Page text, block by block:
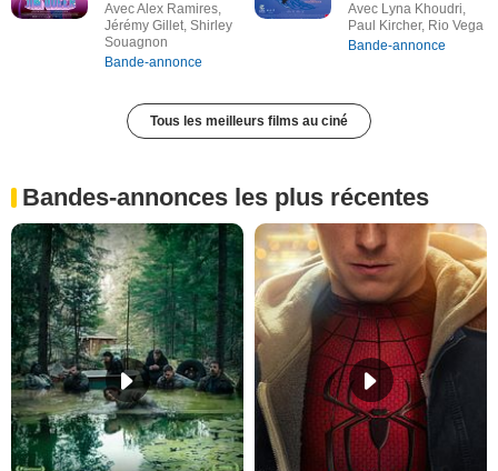
Avec Alex Ramires,
Jérémy Gillet, Shirley
Souagnon
Bande-annonce
Avec Lyna Khoudri,
Paul Kircher, Rio Vega
Bande-annonce
Tous les meilleurs films au ciné
Bandes-annonces les plus récentes